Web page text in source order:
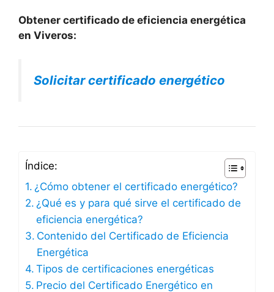
Obtener certificado de eficiencia energética
en Viveros:
Solicitar certificado energético
Índice:
¿Cómo obtener el certificado energético?
¿Qué es y para qué sirve el certificado de
eficiencia energética?
Contenido del Certificado de Eficiencia
Energética
Tipos de certificaciones energéticas
Precio del Certificado Energético en